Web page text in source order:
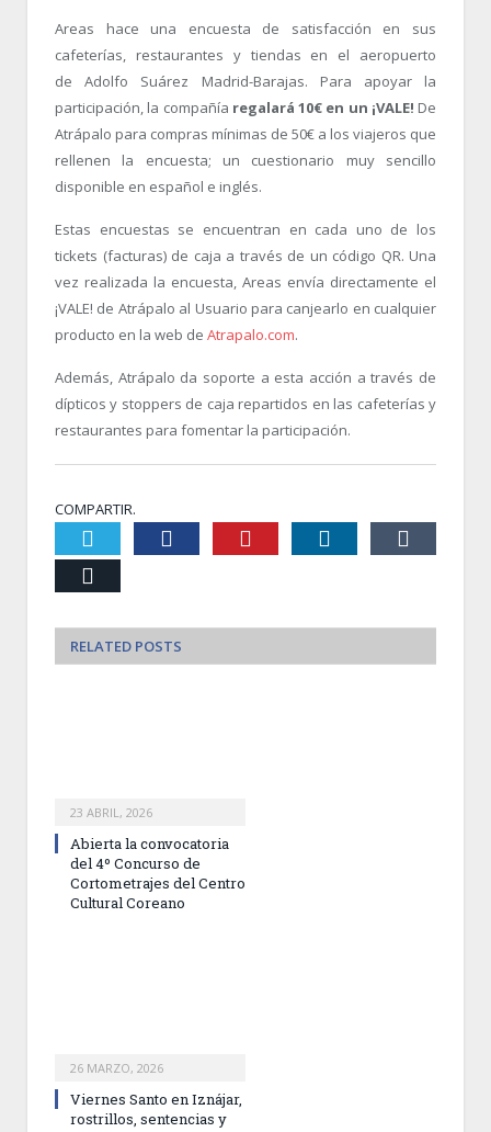
Areas hace una encuesta de satisfacción en sus
cafeterías, restaurantes y tiendas en el aeropuerto
de Adolfo Suárez Madrid-Barajas. Para apoyar la
participación, la compañía regalará 10€ en un ¡VALE! De
Atrápalo para compras mínimas de 50€ a los viajeros que
rellenen la encuesta; un cuestionario muy sencillo
disponible en español e inglés.
Estas encuestas se encuentran en cada uno de los
tickets (facturas) de caja a través de un código QR. Una
vez realizada la encuesta, Areas envía directamente el
¡VALE! de Atrápalo al Usuario para canjearlo en cualquier
producto en la web de Atrapalo.com.
Además, Atrápalo da soporte a esta acción a través de
dípticos y stoppers de caja repartidos en las cafeterías y
restaurantes para fomentar la participación.
COMPARTIR.
Facebook Pinterest LinkedIn
RELATED POSTS
23 ABRIL, 2026
Abierta la convocatoria
del 4º Concurso de
Cortometrajes del Centro
Cultural Coreano
26 MARZO, 2026
Viernes Santo en Iznájar,
rostrillos, sentencias y